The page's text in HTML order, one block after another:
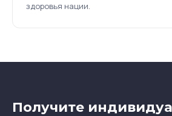
здоровья нации.
Получите